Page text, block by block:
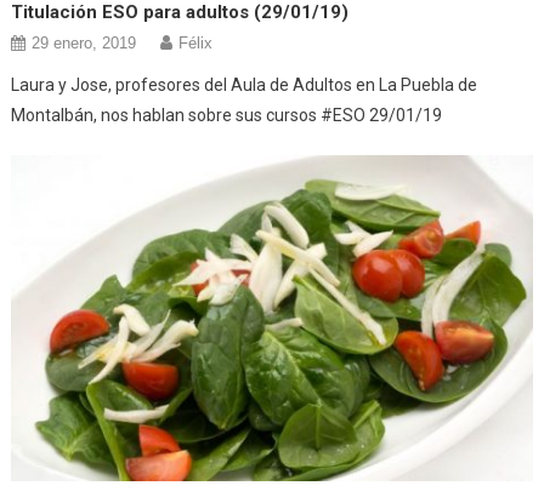
Titulación ESO para adultos (29/01/19)
29 enero, 2019 Félix
Laura y Jose, profesores del Aula de Adultos en La Puebla de
Montalbán, nos hablan sobre sus cursos #ESO 29/01/19